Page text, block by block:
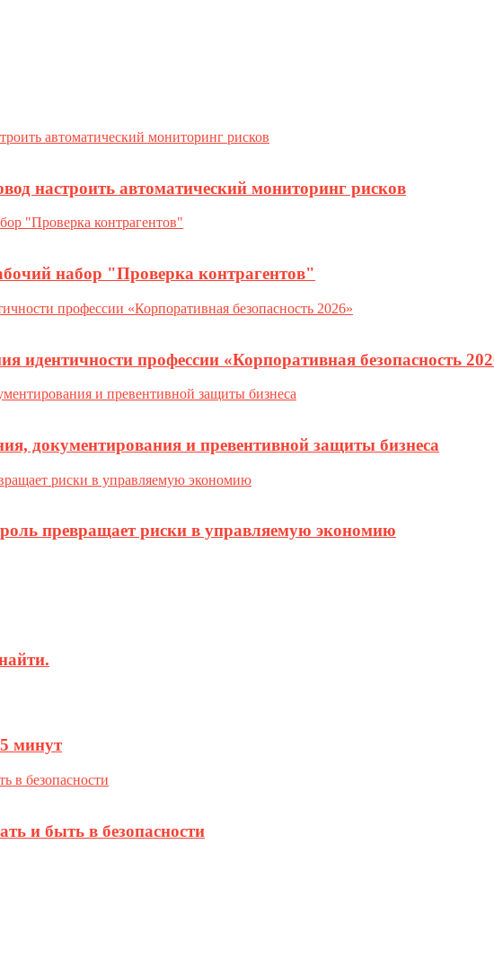
настроить автоматический мониторинг рисков
набор "Проверка контрагентов"
идентичности профессии «Корпоративная безопасность
документирования и превентивной защиты бизнеса
превращает риски в управляемую экономию
минут
и быть в безопасности